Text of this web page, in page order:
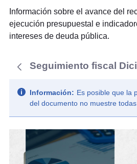
Información sobre el avance del
ejecución presupuestal e
intereses de deuda pública.
Seguimiento fiscal
Información: Es posible que la
del documento no muestre todas